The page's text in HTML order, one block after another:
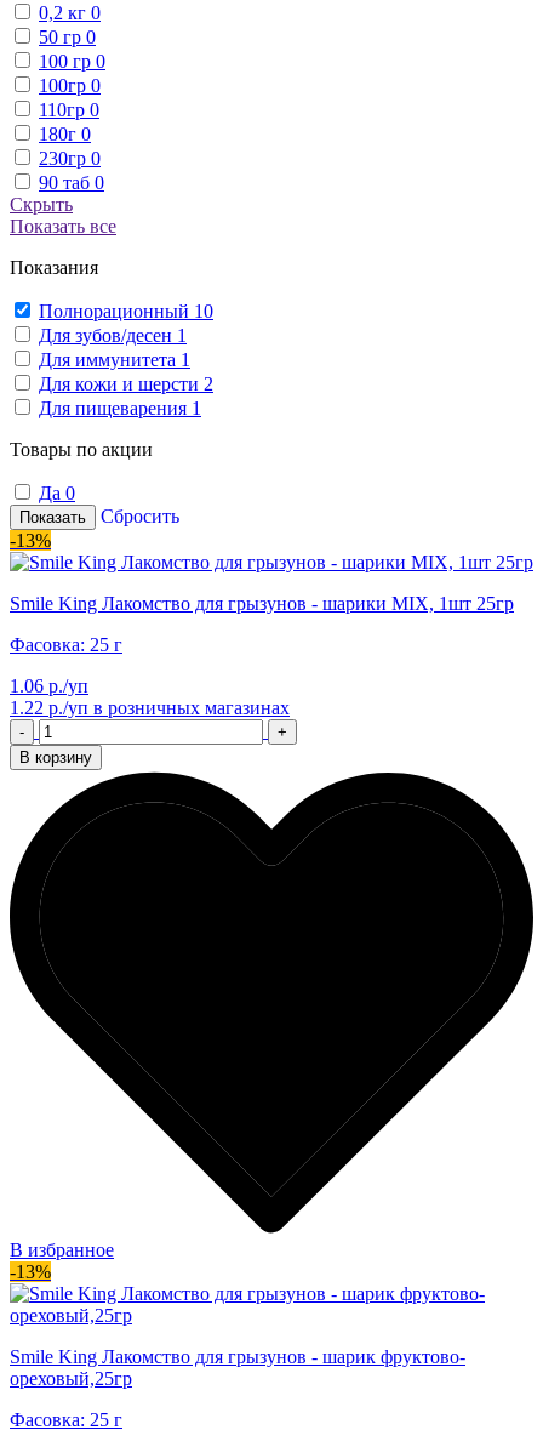
0,2 кг 0
50 гр 0
100 гр 0
100гр 0
110гр 0
180г 0
230гр 0
90 таб 0
Скрыть
Показать все
Показания
Полнорационный 10
Для зубов/десен 1
Для иммунитета 1
Для кожи и шерсти 2
Для пищеварения 1
Товары по акции
Да 0
Показать
Сбросить
-13%
Smile King Лакомство для грызунов - шарики MIX, 1шт 25гр
Фасовка: 25 г
1.06 р./уп
1.22 р./уп в розничных магазинах
-
+
В корзину
В избранное
-13%
Smile King Лакомство для грызунов - шарик фруктово-
ореховый,25гр
Фасовка: 25 г